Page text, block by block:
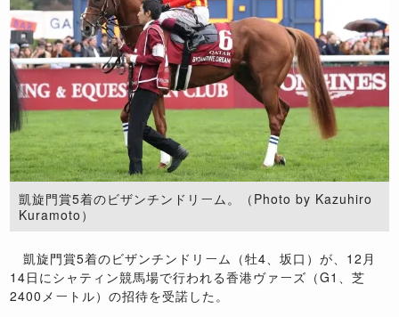
凱旋門賞5着のビザンチンドリーム。（Photo by Kazuhiro
Kuramoto）
凱旋門賞5着のビザンチンドリーム（牡4、坂口）が、12月
14日にシャティン競馬場で行われる香港ヴァーズ（G1、芝
2400メートル）の招待を受諾した。